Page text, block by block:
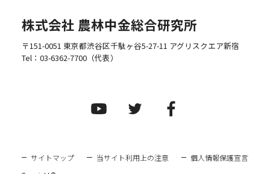
株式会社 農林中金総合研究所
〒151-0051 東京都渋谷区千駄ヶ谷5-27-11 アグリスクエア新宿
Tel： 03-6362-7700（代表）
サイトマップ 当サイト利用上の注意 個人情報保護宣言